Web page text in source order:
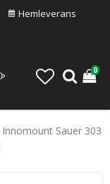
Hemleverans
0
Innomount Sauer 303